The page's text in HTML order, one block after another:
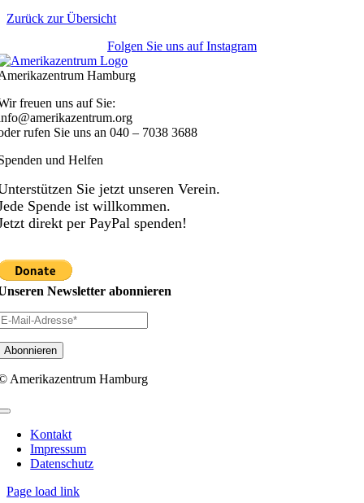
Zurück zur Übersicht
Folgen Sie uns auf Instagram
Hamburg
freuen uns auf Sie:
rufen Sie uns an040 – 7038 3688
und Helfen
Sie jetzt unseren Verein.
Spende ist willkommen.
direkt per PayPal spenden!
Newsletter abonnieren
Amerikazentrum Hamburg
Toggle
NavigationKontakt
Impressum
Datenschutz
Page load link